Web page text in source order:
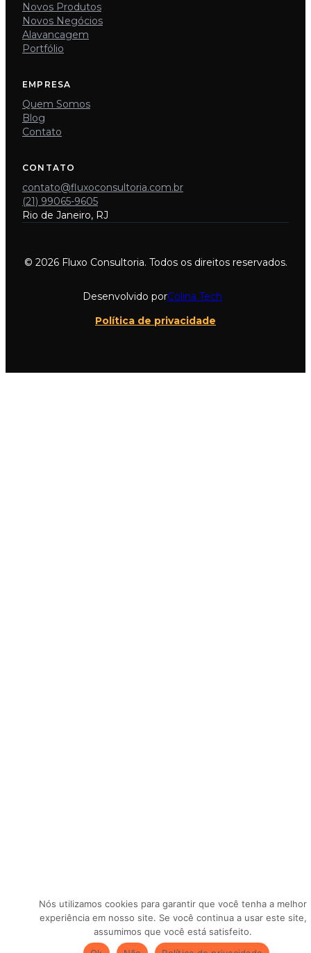
Novos Produtos
Novos Negócios
Alavancagem
Portfólio
EMPRESA
Quem Somos
Blog
Contato
CONTATO
contato@fluxoconsultoria.com.br
(21) 99065-9605
Rio de Janeiro, RJ
© 2026 Fluxo Consultoria. Todos os direitos reservados.
Desenvolvido porColina Tech
Política de privacidade
Nós utilizamos cookies para garantir que você tenha a melhor
experiência em nosso site. Se você continua a usar este site,
assumimos que você está satisfeito.